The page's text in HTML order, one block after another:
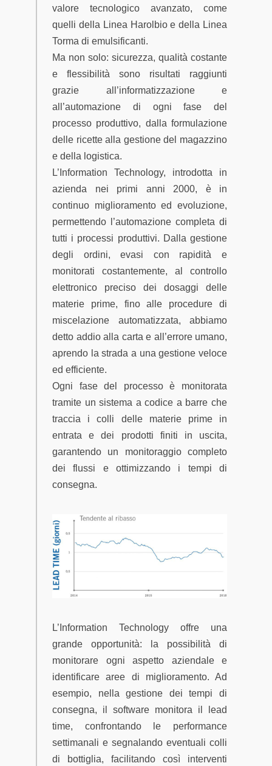
valore tecnologico avanzato, come
quelli della Linea Harolbio e della Linea
Torma di emulsificanti.
Ma non solo: sicurezza, qualità costante
e flessibilità sono risultati raggiunti
grazie all’informatizzazione e
all’automazione di ogni fase del
processo produttivo, dalla formulazione
delle ricette alla gestione del magazzino
e della logistica.
L’Information Technology, introdotta in
azienda nei primi anni 2000, è in
continuo miglioramento ed evoluzione,
permettendo l’automazione completa di
tutti i processi produttivi. Dalla gestione
degli ordini, evasi con rapidità e
monitorati costantemente, al controllo
elettronico preciso dei dosaggi delle
materie prime, fino alle procedure di
miscelazione automatizzata, abbiamo
detto addio alla carta e all’errore umano,
aprendo la strada a una gestione veloce
ed efficiente.
Ogni fase del processo è monitorata
tramite un sistema a codice a barre che
traccia i colli delle materie prime in
entrata e dei prodotti finiti in uscita,
garantendo un monitoraggio completo
dei flussi e ottimizzando i tempi di
consegna.
L’Information Technology offre una
grande opportunità: la possibilità di
monitorare ogni aspetto aziendale e
identificare aree di miglioramento. Ad
esempio, nella gestione dei tempi di
consegna, il software monitora il lead
time, confrontando le performance
settimanali e segnalando eventuali colli
di bottiglia, facilitando così interventi